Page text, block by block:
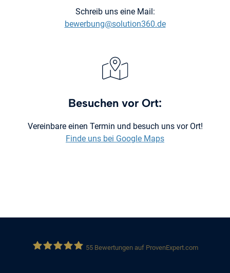
Schreib uns eine Mail:
bewerbung@solution360.de
Besuchen vor Ort:
Vereinbare einen Termin und besuch uns vor Ort!
Finde uns bei Google Maps
55Bewertungen auf ProvenExpert.com